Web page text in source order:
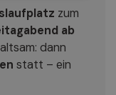
zum
ab
dann
statt – ein